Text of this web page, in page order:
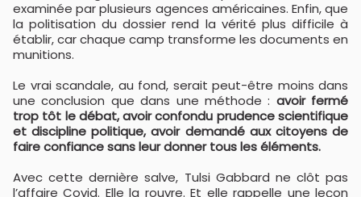
examinée par plusieurs agences américaines. Enfin, que
la politisation du dossier rend la vérité plus difficile à
établir, car chaque camp transforme les documents en
munitions.
Le vrai scandale, au fond, serait peut-être moins dans
une conclusion que dans une méthode : avoir fermé
trop tôt le débat, avoir confondu prudence scientifique
et discipline politique, avoir demandé aux citoyens de
faire confiance sans leur donner tous les éléments.
Avec cette dernière salve, Tulsi Gabbard ne clôt pas
l’affaire Covid. Elle la rouvre. Et elle rappelle une leçon